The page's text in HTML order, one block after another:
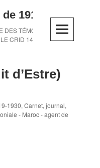
1914-1918
DES TÉMOINS DE LA
CRID 14-18
d’Estre)
1930,Carnet, journal,
- Maroc - agent de